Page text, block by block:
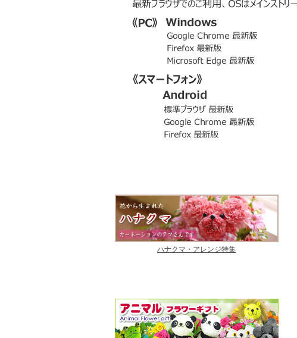
ハナクマ・アレンジ特集